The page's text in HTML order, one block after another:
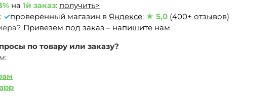
на 1й заказ: получить>
✓проверенный магазин в Яндексе: ★ 5,0 (400+ отзывов)
Привезем под заказ – напишите нам
по товару или заказу?